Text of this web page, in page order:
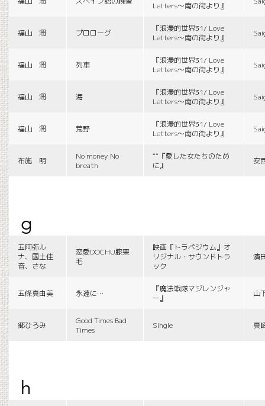
Letters〜南の街より』
福山 潤 プロローグ
『浪漫的世界31/ Love
Letters〜南の街より』
福山 潤 列車
『浪漫的世界31/ Love
Letters〜南の街より』
福山 潤 海
『浪漫的世界31/ Love
Letters〜南の街より』
福山 潤 荒野
『浪漫的世界31/ Love
Letters〜南の街より』
布施 明
No money No
breath
““『愛した女たちのため
に』
安
g
五阿弥ル
ナ、國土佳
音、さな
恋愛DOCHU膝栗
毛
映画『トラペジウム』オ
リジナル・サウンドトラ
ック
濱
五條真由美 永遠に…
『魔法戦隊マジレンジャ
ー』
山
郷ひろみ
Good Times Bad
Times
Single 真
h